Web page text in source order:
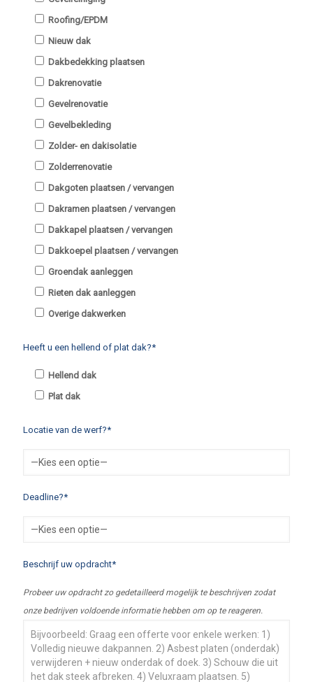
Roofing/EPDM
Nieuw dak
Dakbedekking plaatsen
Dakrenovatie
Gevelrenovatie
Gevelbekleding
Zolder- en dakisolatie
Zolderrenovatie
Dakgoten plaatsen / vervangen
Dakramen plaatsen / vervangen
Dakkapel plaatsen / vervangen
Dakkoepel plaatsen / vervangen
Groendak aanleggen
Rieten dak aanleggen
Overige dakwerken
Heeft u een hellend of plat dak?*
Hellend dak
Plat dak
Locatie van de werf?*
Deadline?*
Beschrijf uw opdracht*
Probeer uw opdracht zo gedetailleerd mogelijk te beschrijven zodat
onze bedrijven voldoende informatie hebben om op te reageren.